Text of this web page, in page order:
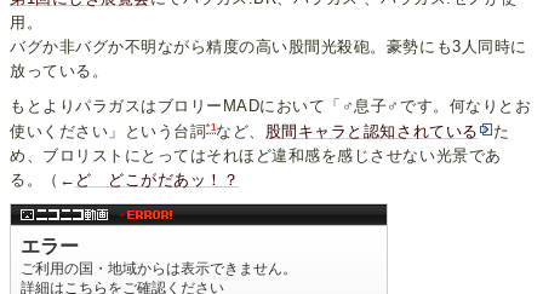
用。
バグか非バグか不明ながら精度の高い股間光殺砲。豪勢にも3人同時に
放っている。
もとよりパラガスはブロリーMADにおいて「♂息子♂です。何なりとお
使いください」という台詞*1など、 股間キャラと認知されている
た
め、ブロリストにとってはそれほど違和感を感じさせない光景であ
る。（← ど どこがだあッ！？